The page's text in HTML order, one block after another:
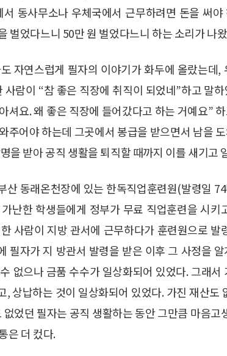
동사무소나 우체국에서 근무하려면 돈을 써
벌었다느니 50만 원 벌었다느니 하는 소리가 나
자연스럽게 필자의 이야기가 화두에 올랐는데,
람이 “참 좋은 직장에 취직이 되었네”하고 말
셔요. 왜 좋은 직장에 들어갔다고 하는 거예요”
주어야 하는데 그곳에서 봉급을 받으면서 남을
을 받아 공직 생활을 퇴직할 때까지 이를 새기고
산 동래온천장에 있는 한독직업훈련원(발령일
난한 학생들에게 정부가 무료 직업훈련을 시키
사람이 지방 관서에 근무하다가 훈련원으로 발
필자가 지 방관서 발령을 받은 이후 그 사정을
없으나 금품 수수가 일상화되어 있었다. 그래
, 상납하는 것이 일상화되어 있었다. 가진 재산도
었던 필자는 공직 생활하는 동안 그만큼 마음고
은 더 컸다.